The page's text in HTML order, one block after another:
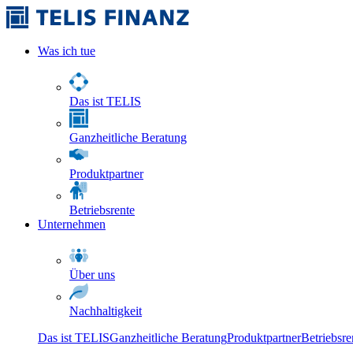
Was ich tue
Das ist TELIS
Ganzheitliche Beratung
Produktpartner
Betriebsrente
Unternehmen
Über uns
Nachhaltigkeit
Das ist TELISGanzheitliche BeratungProduktpartner